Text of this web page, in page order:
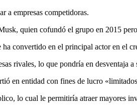
a empresas competidoras.
quien cofundó el grupo en 2015
convertido en el principal actor en el
rivales, lo que pondría en desventaja a
en entidad con fines de lucro
lo cual le permitiría atraer mayores